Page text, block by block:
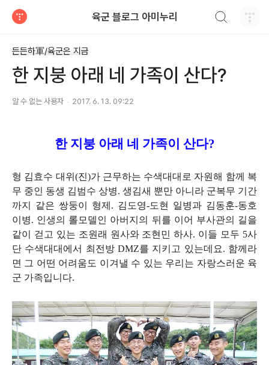
육군 블로그 아미누리
든든하軍/육군은 지금
한 지붕 아래 네 가족이 산다?
알 수 없는 사용자 2017. 6. 13. 09:22
한 지붕 아래 네 가족이 산다?
형 김효수 대위(진)가 근무하는 수색대대로 자원해 함께 복
무 중인 동생 김범수 상병. 생김새 뿐만 아니라 군복무 기간
까지 같은 쌍둥이 형제. 김도영-도현 일병과 김동훈-동호
이병. 인생의 롤모델인 아버지의 뒤를 이어 부사관의 길을
같이 걷고 있는 조원래 원사와 조현민 하사. 이들 모두 5사
단 수색대대에서 최전방 DMZ를 지키고 있는데요. 함께라
면 그 어떤 어려움도 이겨낼 수 있는 우리는 자랑스러운 육
군 가족입니다.